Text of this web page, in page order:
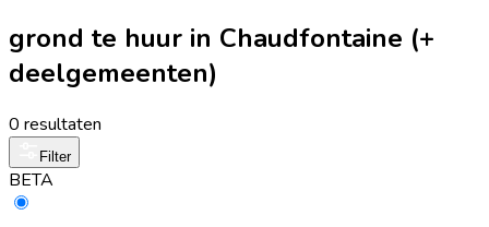
grond te huur in Chaudfontaine (+
deelgemeenten)
0 resultaten
Filter
BETA